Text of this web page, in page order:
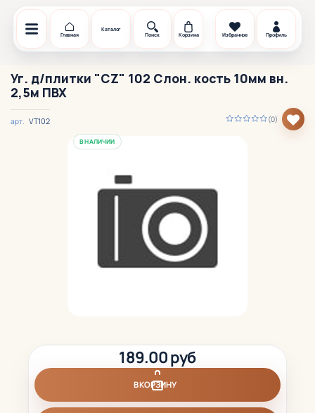
Главная
Каталог
Поиск
Корзина Избранное Профиль
Уг. д/плитки "CZ" 102 Слон. кость 10мм вн.
2,5м ПВХ
(0)
арт. VТ102
В НАЛИЧИИ
189.00 руб
В КОРЗИНУ